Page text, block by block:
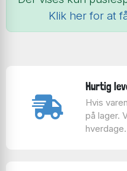
Klik her for at
Hurtig
Hvis
på lager.
hverdage.